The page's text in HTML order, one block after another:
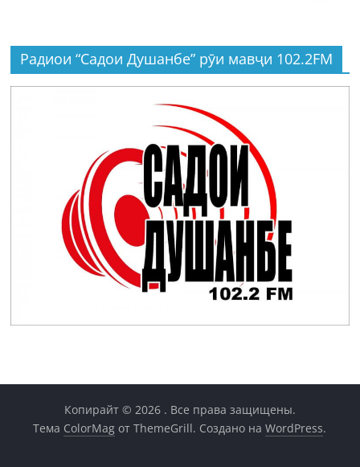
Радиои “Садои Душанбе” рӯи мавҷи 102.2FM
Копирайт © 2026 . Все права защищены.
Тема ColorMag от ThemeGrill. Создано наWordPress.